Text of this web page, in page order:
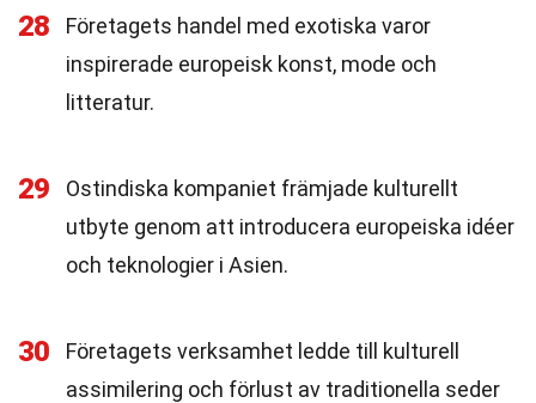
28
Företagets handel med exotiska varor
inspirerade europeisk konst, mode och
litteratur.
29
Ostindiska kompaniet främjade kulturellt
utbyte genom att introducera europeiska idéer
och teknologier i Asien.
30
Företagets verksamhet ledde till kulturell
assimilering och förlust av traditionella seder